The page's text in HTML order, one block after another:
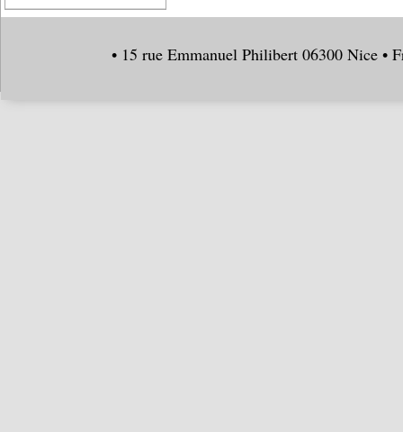
• 15 rue Emmanuel Philibert 06300 Nice •